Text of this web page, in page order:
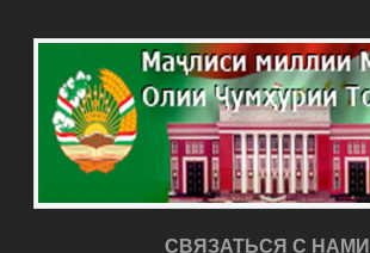
СВЯЗАТЬСЯ С НАМИ